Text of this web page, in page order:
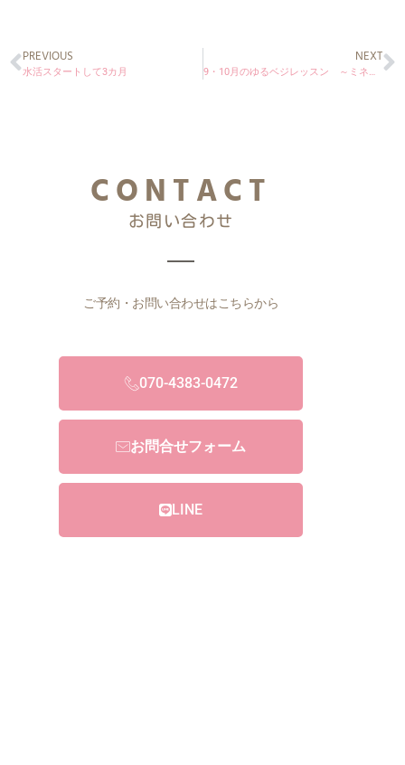
PREVIOUS
水活スタートして3カ月
NEXT
9・10月のゆるベジレッスン ～ミネ活始めよう！～
CONTACT
お問い合わせ
ご予約・お問い合わせはこちらから
070-4383-0472
お問合せフォーム
LINE